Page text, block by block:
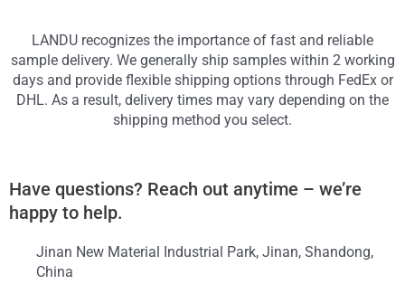
LANDU recognizes the importance of fast and reliable
sample delivery. We generally ship samples within 2 working
days and provide flexible shipping options through FedEx or
DHL. As a result, delivery times may vary depending on the
shipping method you select.
Have questions? Reach out anytime – we’re
happy to help.
Jinan New Material Industrial Park, Jinan, Shandong,
China